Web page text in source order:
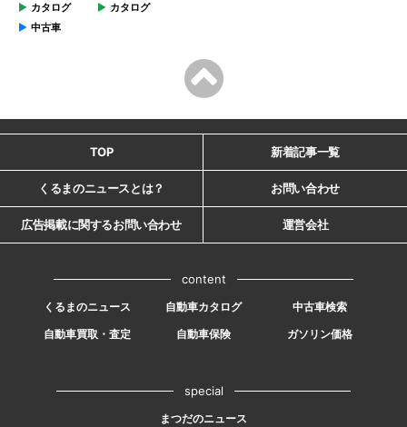
カタログ
中古車
カタログ
TOP 新着記事一覧
くるまのニュースとは？ お問い合わせ
広告掲載に関するお問い合わせ 運営会社
content
くるまのニュース 自動車カタログ
中古車検索
自動車買取・査定
自動車保険 ガソリン価格
special
まつだのニュース